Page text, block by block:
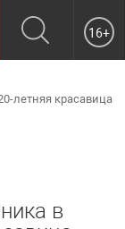
16+
летняя красавица
в